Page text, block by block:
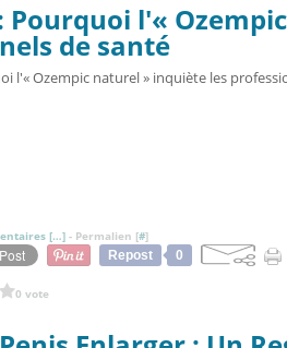
Pourquoi l'«
de santé
[…] - Permalien [#]
Repost
0
0 vote